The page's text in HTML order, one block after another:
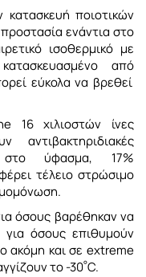
ποιοτικών
ενάντια στο
ισοθερμικό με
από
εύκολα να βρεθεί
16 χιλιοστών ίνες
στο ύφασμα, 17%
τέλειο στρώσιμο
όσους βαρέθηκαν να
όσους επιθυμούν
ακόμη και σε extreme
το -30°C.